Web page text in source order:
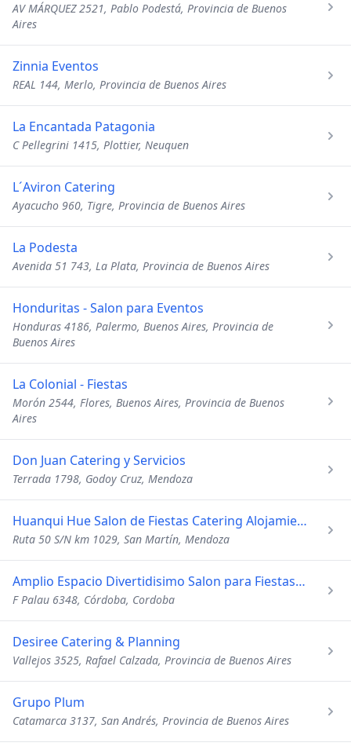
AV MÁRQUEZ 2521, Pablo Podestá, Provincia de Buenos
Aires
Zinnia Eventos
REAL 144, Merlo, Provincia de Buenos Aires
La Encantada Patagonia
C Pellegrini 1415, Plottier, Neuquen
L´Aviron Catering
Ayacucho 960, Tigre, Provincia de Buenos Aires
La Podesta
Avenida 51 743, La Plata, Provincia de Buenos Aires
Honduritas - Salon para Eventos
Honduras 4186, Palermo, Buenos Aires, Provincia de
Buenos Aires
La Colonial - Fiestas
Morón 2544, Flores, Buenos Aires, Provincia de Buenos
Aires
Don Juan Catering y Servicios
Terrada 1798, Godoy Cruz, Mendoza
Huanqui Hue Salon de Fiestas Catering Alojamiento Rural
Ruta 50 S/N km 1029, San Martín, Mendoza
Amplio Espacio Divertidisimo Salon para Fiestas - Catering
F Palau 6348, Córdoba, Cordoba
Desiree Catering & Planning
Vallejos 3525, Rafael Calzada, Provincia de Buenos Aires
Grupo Plum
Catamarca 3137, San Andrés, Provincia de Buenos Aires